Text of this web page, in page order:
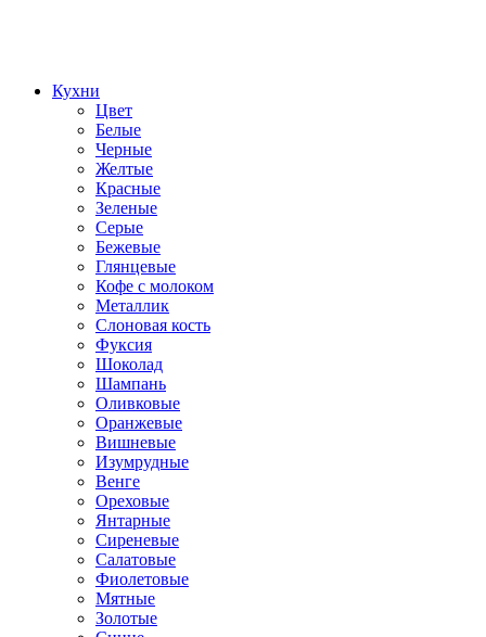
Кухни
Цвет
Белые
Черные
Желтые
Красные
Зеленые
Серые
Бежевые
Глянцевые
Кофе с молоком
Металлик
Слоновая кость
Фуксия
Шоколад
Шампань
Оливковые
Оранжевые
Вишневые
Изумрудные
Венге
Ореховые
Янтарные
Сиреневые
Салатовые
Фиолетовые
Мятные
Золотые